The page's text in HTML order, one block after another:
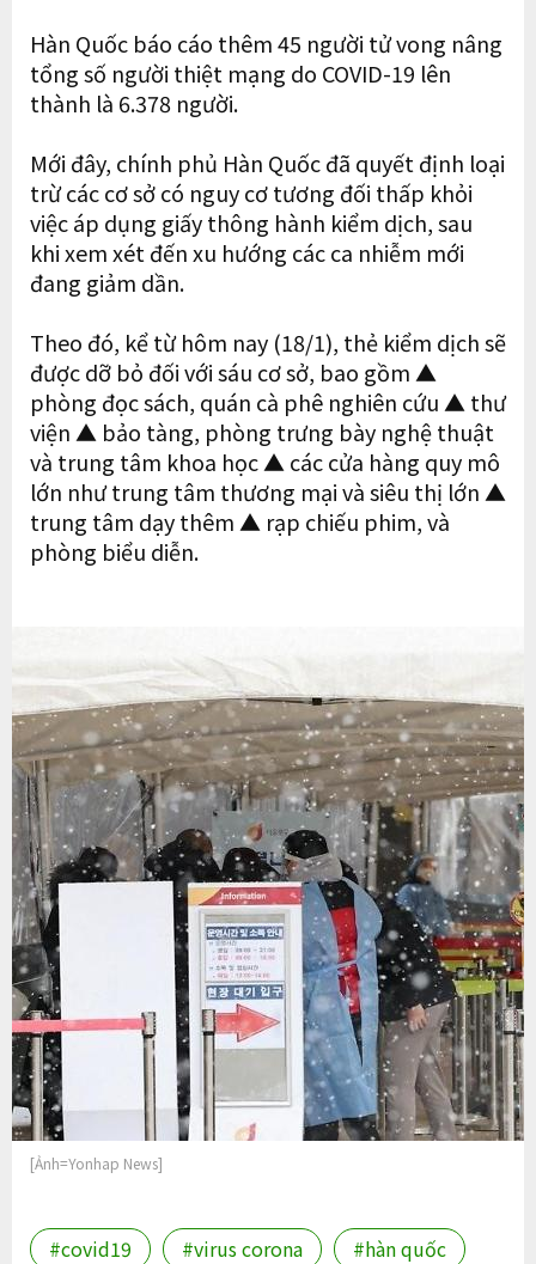
Hàn Quốc báo cáo thêm 45 người tử vong nâng
tổng số người thiệt mạng do COVID-19 lên
thành là 6.378 người.
Mới đây, chính phủ Hàn Quốc đã quyết định loại
trừ các cơ sở có nguy cơ tương đối thấp khỏi
việc áp dụng giấy thông hành kiểm dịch, sau
khi xem xét đến xu hướng các ca nhiễm mới
đang giảm dần.
Theo đó, kể từ hôm nay (18/1), thẻ kiểm dịch sẽ
được dỡ bỏ đối với sáu cơ sở, bao gồm ▲
phòng đọc sách, quán cà phê nghiên cứu ▲ thư
viện ▲ bảo tàng, phòng trưng bày nghệ thuật
và trung tâm khoa học ▲ các cửa hàng quy mô
lớn như trung tâm thương mại và siêu thị lớn ▲
trung tâm dạy thêm ▲ rạp chiếu phim, và
phòng biểu diễn.
[Ảnh=Yonhap News]
#covid19 #virus corona #hàn quốc